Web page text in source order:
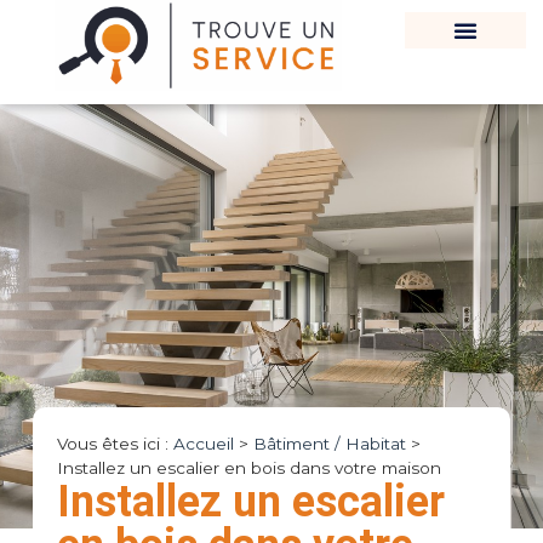
Vous êtes ici : Accueil > Bâtiment / Habitat>
Installez un escalier en bois dans votre maison
Installez un escalier